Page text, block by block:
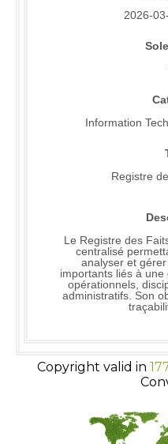
2026-
Information
Registre
Le Registre des
centralisé
analyser et
importants liés à une
opérationnels,
administratifs. Son
Copyright valid in